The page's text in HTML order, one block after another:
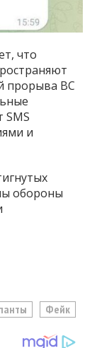
что
прорыва ВС
SMS
и
обороны
Фейк